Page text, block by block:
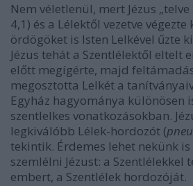
Nem véletlenül, mert Jézus „telve
4,1) és a Lélektől vezetve végezte
ördögöket is Isten Lelkével űzte
Jézus tehát a Szentlélektől eltelt
előtt megígérte, majd
megosztotta Lelkét a
Egyház hagyománya különösen
szentlelkes vonatkozásokban.
legkiválóbb Lélek-hordozót (
tekintik. Érdemes lehet nekünk
szemlélni Jézust: a Szentlélekkel
embert, a Szentlélek hordozóját.